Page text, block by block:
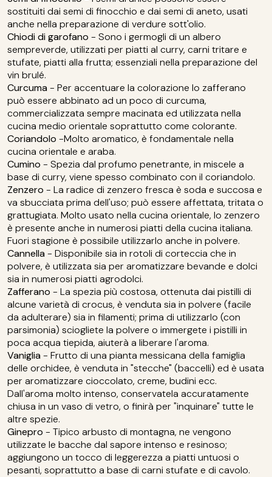
sostituiti dai semi di finocchio e dai semi di aneto, usati
anche nella preparazione di verdure sott'olio.
Chiodi di garofano - Sono i germogli di un albero
sempreverde, utilizzati per piatti al curry, carni tritare e
stufate, piatti alla frutta; essenziali nella preparazione del
vin brulé.
Curcuma- Per accentuare la colorazione lo zafferano
può essere abbinato ad un poco di curcuma,
commercializzata sempre macinata ed utilizzata nella
cucina medio orientale soprattutto come colorante.
Coriandolo -Molto aromatico, è fondamentale nella
cucina orientale e araba.
Cumino - Spezia dal profumo penetrante, in miscele a
base di curry, viene spesso combinato con il coriandolo.
Zenzero - La radice di zenzero fresca è soda e succosa e
va sbucciata prima dell'uso; può essere affettata, tritata o
grattugiata. Molto usato nella cucina orientale, lo zenzero
è presente anche in numerosi piatti della cucina italiana.
Fuori stagione è possibile utilizzarlo anche in polvere.
Cannella- Disponibile sia in rotoli di corteccia che in
polvere, è utilizzata sia per aromatizzare bevande e dolci
sia in numerosi piatti agrodolci.
Zafferano - La spezia più costosa, ottenuta dai pistilli di
alcune varietà di crocus, è venduta sia in polvere (facile
da adulterare) sia in filamenti; prima di utilizzarlo (con
parsimonia) sciogliete la polvere o immergete i pistilli in
poca acqua tiepida, aiuterà a liberare l'aroma.
Vaniglia- Frutto di una pianta messicana della famiglia
delle orchidee, è venduta in "stecche" (baccelli) ed è usata
per aromatizzare cioccolato, creme, budini ecc.
Dall'aroma molto intenso, conservatela accuratamente
chiusa in un vaso di vetro, o finirà per "inquinare" tutte le
altre spezie.
Ginepro - Tipico arbusto di montagna, ne vengono
utilizzate le bacche dal sapore intenso e resinoso;
aggiungono un tocco di leggerezza a piatti untuosi o
pesanti, soprattutto a base di carni stufate e di cavolo.